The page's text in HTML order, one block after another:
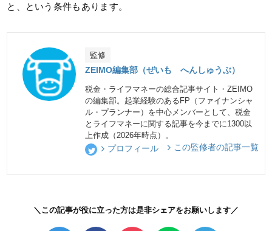
と、という条件もあります。
監修
ZEIMO編集部（ぜいも へんしゅうぶ）
税金・ライフマネーの総合記事サイト・ZEIMO
の編集部。起業経験のあるFP（ファイナンシャ
ル・プランナー）を中心メンバーとして、税金
とライフマネーに関する記事を今までに1300以
上作成（2026年時点）。
プロフィール この監修者の記事一覧
＼この記事が役に立った方は是非シェアをお願いします／